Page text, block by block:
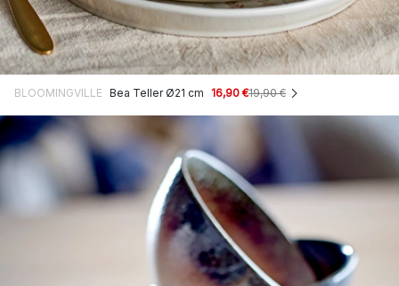
BLOOMINGVILLE Bea Teller Ø21 cm 16,90 €19,90 €